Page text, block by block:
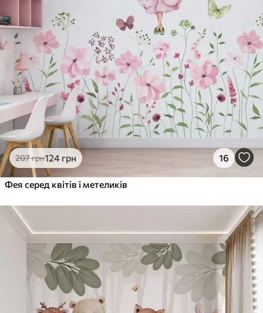
207грн124 грн 16
Фея серед квітів і метеликів